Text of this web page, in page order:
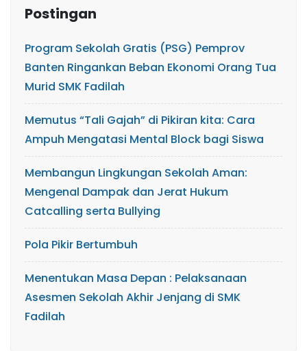
Postingan
Program Sekolah Gratis (PSG) Pemprov
Banten Ringankan Beban Ekonomi Orang Tua
Murid SMK Fadilah
Memutus “Tali Gajah” di Pikiran kita: Cara
Ampuh Mengatasi Mental Block bagi Siswa
​Membangun Lingkungan Sekolah Aman:
Mengenal Dampak dan Jerat Hukum
Catcalling serta Bullying
Pola Pikir Bertumbuh
Menentukan Masa Depan : Pelaksanaan
Asesmen Sekolah Akhir Jenjang di SMK
Fadilah